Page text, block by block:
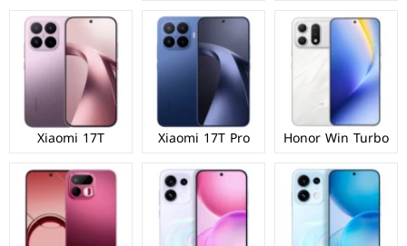
Honor Win Turbo
Xiaomi 17T Pro
Xiaomi 17T